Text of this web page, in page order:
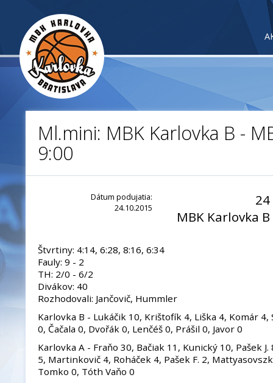
Ml.mini: MBK Karlovka B -
9:00
Dátum podujatia:
24.10.2015
24
MBK Karlovka B
Štvrtiny: 4:14, 6:28, 8:16, 6:34
Fauly: 9 - 2
TH: 2/0 - 6/2
Divákov: 40
Rozhodovali: Jančovič, Hummler
Karlovka B - Lukáčik 10, Krištofík 4, Liška 4, Komár
0, Čačala 0, Dvořák 0, Lenčéš 0, Prášil 0, Javor 0
Karlovka A - Fraňo 30, Bačiak 11, Kunický 10, Pašek
5, Martinkovič 4, Roháček 4, Pašek F. 2,
Tomko 0, Tóth Vaňo 0